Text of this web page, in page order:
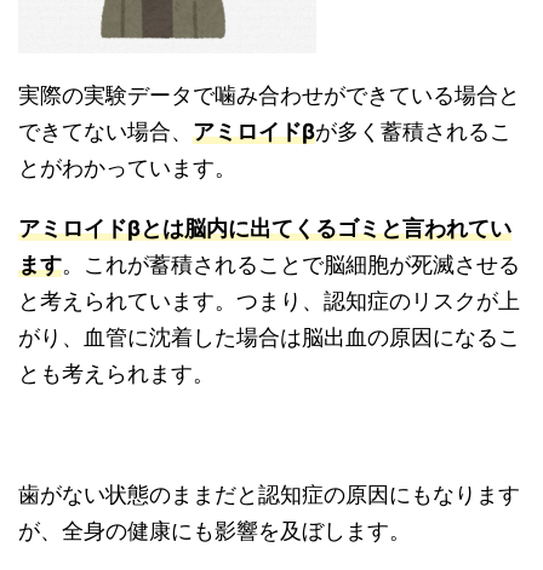
実際の実験データで噛み合わせができている場合と
できてない場合、 アミロイドβが多く蓄積されるこ
とがわかっています。
アミロイドβとは脳内に出てくるゴミと言われてい
ます。これが蓄積されることで脳細胞が死滅させる
と考えられています。つまり、認知症のリスクが上
がり、血管に沈着した場合は脳出血の原因になるこ
とも考えられます。
歯がない状態のままだと認知症の原因にもなります
が、全身の健康にも影響を及ぼします。